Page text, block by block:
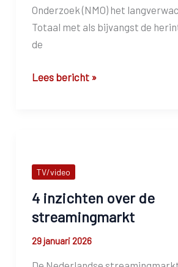
Onderzoek (NMO) het
Totaal met als bijvangst de
de
Dagelijkse
introductie
NMO
Video
Totaal
Lees bericht »
TV/video
4 inzichten over de
streamingmarkt
29 januari 2026